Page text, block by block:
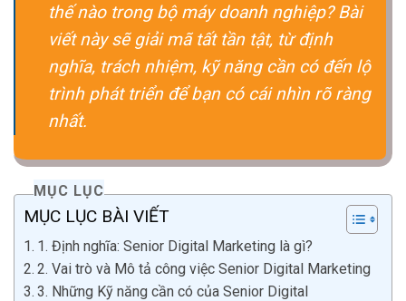
thế nào trong bộ máy doanh nghiệp? Bài
viết này sẽ giải mã tất tần tật, từ định
nghĩa, trách nhiệm, kỹ năng cần có đến lộ
trình phát triển để bạn có cái nhìn rõ ràng
nhất.
MỤC LỤC
MỤC LỤC BÀI VIẾT
1. Định nghĩa: Senior Digital Marketing là gì?
2. Vai trò và Mô tả công việc Senior Digital Marketing
3. Những Kỹ năng cần có của Senior Digital